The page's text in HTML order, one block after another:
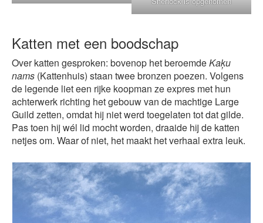
Katten met een boodschap
Over katten gesproken: bovenop het beroemdeKaķu
nams (Kattenhuis) staan twee bronzen poezen. Volgens
de legende liet een rijke koopman ze expres met hun
achterwerk richting het gebouw van de machtige Large
Guild zetten, omdat hij niet werd toegelaten tot dat gilde.
Pas toen hij wél lid mocht worden, draaide hij de katten
netjes om. Waar of niet, het maakt het verhaal extra leuk.